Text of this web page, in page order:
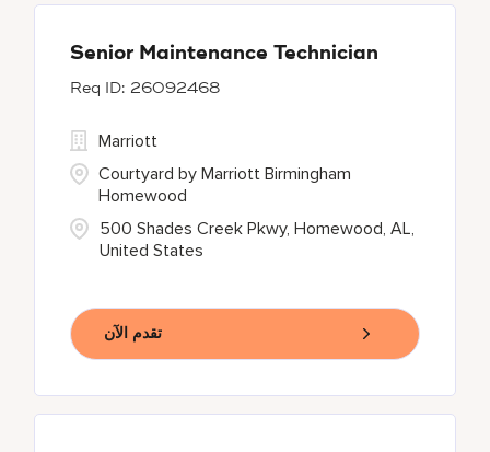
Senior Maintenance Technician
26092468
500 Shades Creek Pkwy, Homewood, AL,
United States
Marriott
Courtyard by Marriott Birmingham
Homewood
تقدم الآن